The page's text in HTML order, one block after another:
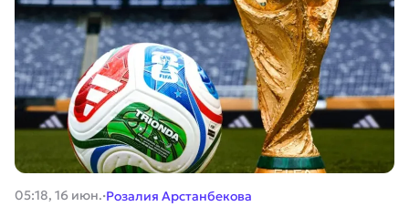
05:18, 16 июн.·Розалия Арстанбекова